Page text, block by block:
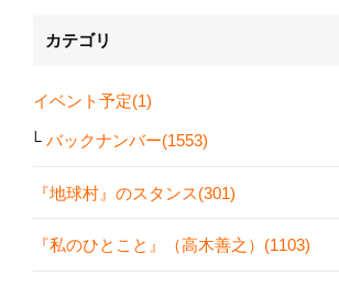
カテゴリ
イベント予定(1)
バックナンバー(1553)
『地球村』のスタンス(301)
『私のひとこと』（高木善之）(1103)